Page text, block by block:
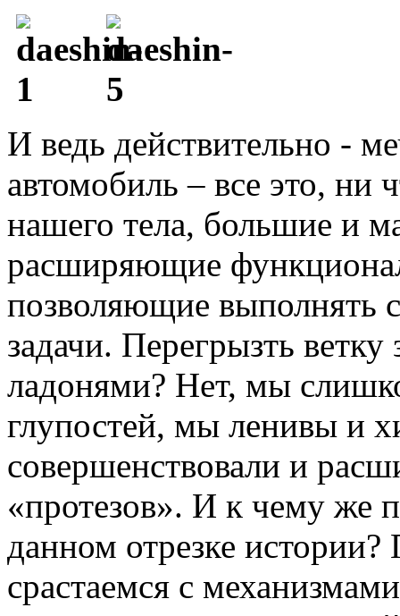
И ведь действительно -
автомобиль – все это, ни
нашего тела, большие и
расширяющие
позволяющие выполнять
задачи. Перегрызть
ладонями? Нет, мы
глупостей, мы ленивы и
совершенствовали и
«протезов». И к чему же
данном отрезке истории?
срастаемся с